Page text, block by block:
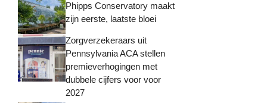
Phipps Conservatory maakt
zijn eerste, laatste bloei
Zorgverzekeraars uit
Pennsylvania ACA stellen
premieverhogingen met
dubbele cijfers voor voor
2027